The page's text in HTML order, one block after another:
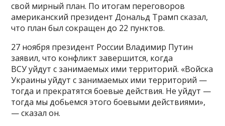
свой мирный план. По итогам переговоров
американский президент Дональд Трамп сказал,
что план был сокращен до 22 пунктов.
27 ноября президент России Владимир Путин
заявил, что конфликт завершится, когда
ВСУ уйдут с занимаемых ими территорий. «Войска
Украины уйдут с занимаемых ими территорий —
тогда и прекратятся боевые действия. Не уйдут —
тогда мы добьемся этого боевыми действиями»,
— сказал он.